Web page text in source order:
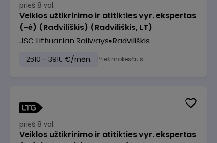
prieš 8 val.
Veiklos užtikrinimo ir atitikties vyr. ekspertas
(-ė) (Radviliškis) (Radviliškis, LT)
JSC Lithuanian Railways Radviliškis
2610 - 3910 €/mėn. Prieš mokesčius
prieš 8 val.
Veiklos užtikrinimo ir atitikties vyr. ekspertas